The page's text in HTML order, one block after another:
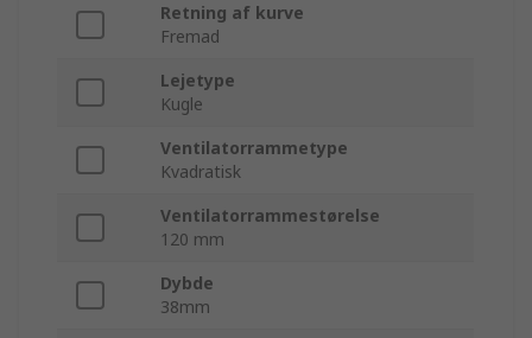
Retning af kurve
Fremad
Lejetype
Kugle
Ventilatorrammetype
Kvadratisk
Ventilatorrammestørelse
120 mm
Dybde
38mm